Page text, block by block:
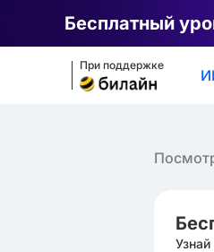
Бесплатный
При поддержке